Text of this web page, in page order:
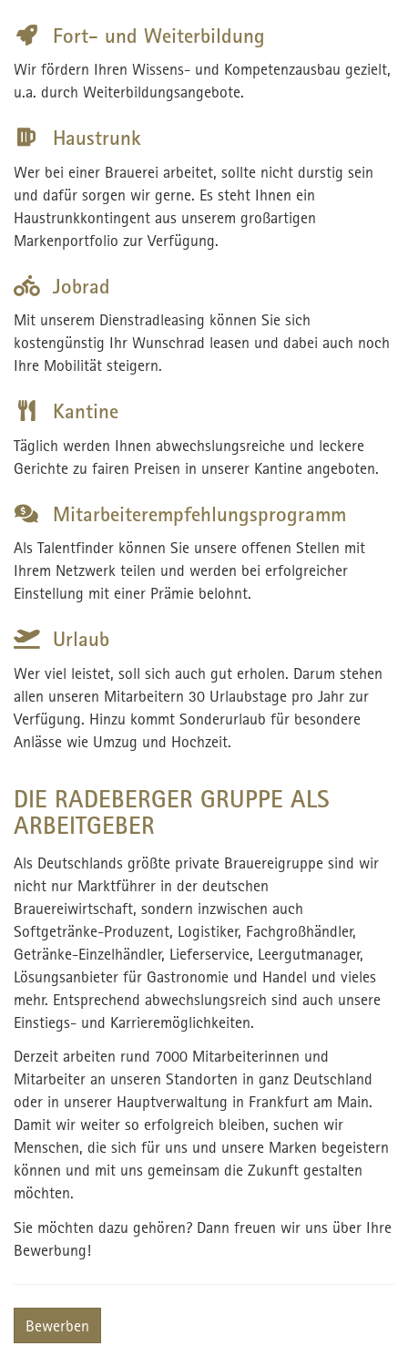
Fort- und Weiterbildung
Wir fördern Ihren Wissens- und Kompetenzausbau gezielt,
u.a. durch Weiterbildungsangebote.
Haustrunk
Wer bei einer Brauerei arbeitet, sollte nicht durstig sein
und dafür sorgen wir gerne. Es steht Ihnen ein
Haustrunkkontingent aus unserem großartigen
Markenportfolio zur Verfügung.
Jobrad
Mit unserem Dienstradleasing können Sie sich
kostengünstig Ihr Wunschrad leasen und dabei auch noch
Ihre Mobilität steigern.
Kantine
Täglich werden Ihnen abwechslungsreiche und leckere
Gerichte zu fairen Preisen in unserer Kantine angeboten.
Mitarbeiterempfehlungsprogramm
Als Talentfinder können Sie unsere offenen Stellen mit
Ihrem Netzwerk teilen und werden bei erfolgreicher
Einstellung mit einer Prämie belohnt.
Urlaub
Wer viel leistet, soll sich auch gut erholen. Darum stehen
allen unseren Mitarbeitern 30 Urlaubstage pro Jahr zur
Verfügung. Hinzu kommt Sonderurlaub für besondere
Anlässe wie Umzug und Hochzeit.
DIE RADEBERGER GRUPPE ALS
ARBEITGEBER
Als Deutschlands größte private Brauereigruppe sind wir
nicht nur Marktführer in der deutschen
Brauereiwirtschaft, sondern inzwischen auch
Softgetränke-Produzent, Logistiker, Fachgroßhändler,
Getränke-Einzelhändler, Lieferservice, Leergutmanager,
Lösungsanbieter für Gastronomie und Handel und vieles
mehr. Entsprechend abwechslungsreich sind auch unsere
Einstiegs- und Karrieremöglichkeiten.
Derzeit arbeiten rund 7000 Mitarbeiterinnen und
Mitarbeiter an unseren Standorten in ganz Deutschland
oder in unserer Hauptverwaltung in Frankfurt am Main.
Damit wir weiter so erfolgreich bleiben, suchen wir
Menschen, die sich für uns und unsere Marken begeistern
können und mit uns gemeinsam die Zukunft gestalten
möchten.
Sie möchten dazu gehören? Dann freuen wir uns über Ihre
Bewerbung!
Bewerben